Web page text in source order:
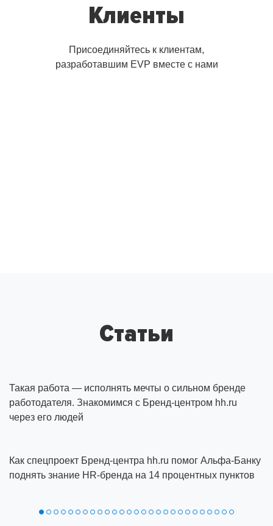
Клиенты
Присоединяйтесь к клиентам,
разработавшим EVP вместе с нами
Статьи
Такая работа — исполнять мечты о сильном бренде
работодателя. Знакомимся с Бренд-центром hh.ru
через его людей
Как спецпроект Бренд‑центра hh.ru помог Альфа‑Банку
поднять знание HR‑бренда на 14 процентных пунктов